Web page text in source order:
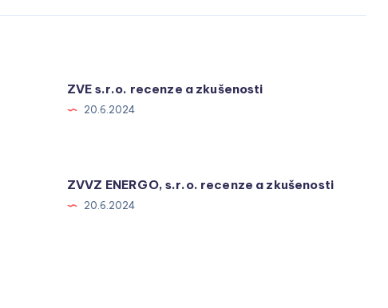
ZVE s.r.o. recenze a zkušenosti
20.6.2024
ZVVZ ENERGO, s.r.o. recenze a zkušenosti
20.6.2024